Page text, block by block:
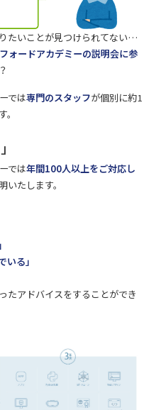
たいことが見つけられてない…
ォードアカデミーの説明会に参
では専門のスタッフが個別に約1
では年間100人以上をご対応し
いたします。
いる」
たアドバイスをすることができ